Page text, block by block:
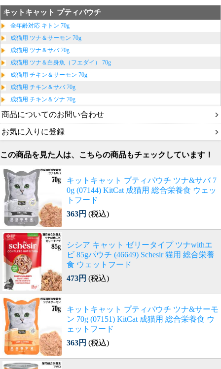
キットキャット プティパウチ
全年齢対応 キトン 70g
成猫用 ツナ＆サーモン 70g
成猫用 ツナ＆サバ 70g
成猫用 ツナ＆白身魚（フエダイ） 70g
成猫用 チキン＆サーモン 70g
成猫用 チキン＆サバ 70g
成猫用 チキン＆ツナ 70g
商品についてのお問い合わせ
お気に入りに登録
この商品を見た人は、こちらの商品もチェックしています！
キットキャット プティパウチ ツナ&サバ 7
0g (07144) KitCat 成猫用 総合栄養食 ウェッ
トフード
363円 (税込)
シシア キャット ゼリータイプ ツナwithエ
ビ 85gパウチ (46649) Schesir 猫用 総合栄養
食 ウェットフード
473円 (税込)
キットキャット プティパウチ ツナ&サーモ
ン 70g (07151) KitCat 成猫用 総合栄養食 ウ
ェットフード
363円 (税込)